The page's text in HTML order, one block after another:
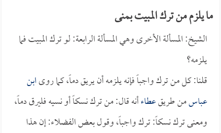
ما يلزم من ترك المبيت بمنى
الشيخ: المسألة الأخرى وهي المسألة الرابعة: لو ترك المبيت فما
يلزمه؟
قلنا: كل من ترك واجباً فإنه يلزمه أن يريق دماً، كما روىابن
عباسمن طريقعطاءأنه قال: من ترك نسكاً أو نسيه فليرق دماً،
ومعنى ترك نسكاً: ترك واجباً، وقول بعض الفضلاء: إن هذا